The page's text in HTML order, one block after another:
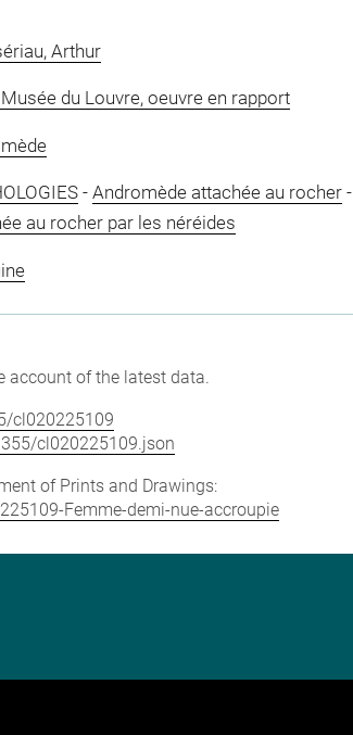
Arthur
du Louvre, oeuvre en rapport
- Andromède attachée au rocher-
au rocher par les néréides
account of the latest data.
cl020225109
cl020225109.json
of Prints and Drawings:
Femme-demi-nue-accroupie